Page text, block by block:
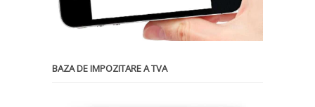
BAZA DE IMPOZITARE A TVA